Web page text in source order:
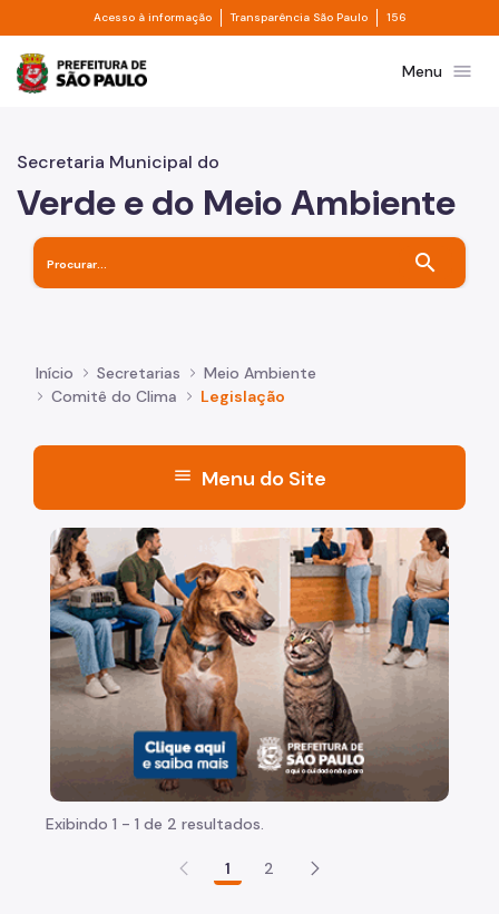
Pular para o Conteúdo principal
Acesso à informação Divisor de acesso à informação
Transparência São Paulo Divisor de
156
Prefeitura de São PauloMenu menu
Secretaria Municipal do
Verde e do Meio Ambiente
search
Início Secretarias
Meio Ambiente
Comitê do Clima
Legislação
menu Menu do Site
Organização
Histórico
Legislação
Leis
Atas do Comitê
Imagem de um cachorro caramelo e uma gata rajada,
Exibindo 1 - 1 de 2 resultados.
1 2